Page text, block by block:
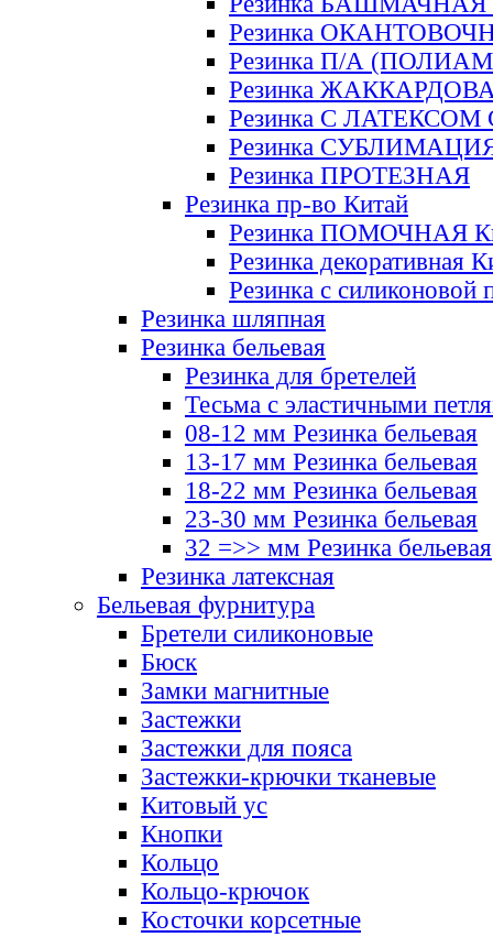
Резинка
Резинка П/А
Резинка
Резинка С ЛАТЕКСОМ
Резинка
Резинка ПРОТЕЗНАЯ
Резинка пр-во Китай
Резинка ПОМОЧНАЯ
Резинка декоративная
Резинка с силиконовой
Резинка шляпная
Резинка бельевая
Резинка для бретелей
Тесьма с эластичными
08-12 мм Резинка бельевая
13-17 мм Резинка бельевая
18-22 мм Резинка бельевая
23-30 мм Резинка бельевая
32 =>> мм Резинка бельевая
Резинка латексная
Бельевая фурнитура
Бретели силиконовые
Бюск
Замки магнитные
Застежки
Застежки для пояса
Застежки-крючки тканевые
Китовый ус
Кнопки
Кольцо
Кольцо-крючок
Косточки корсетные